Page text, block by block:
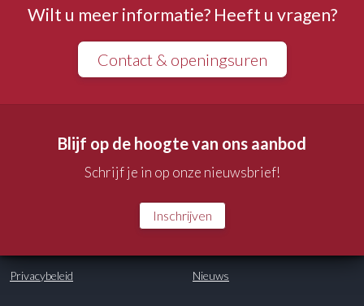
Wilt u meer informatie? Heeft u vragen?
Contact & openingsuren
Blijf op de hoogte van ons aanbod
Schrijf je in op onze nieuwsbrief!
Inschrijven
Privacybeleid Nieuws